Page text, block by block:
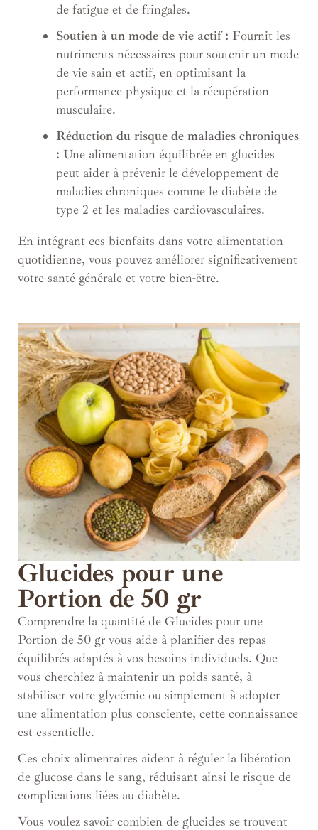
de fatigue et de fringales.
Soutien à un mode de vie actif : Fournit les
nutriments nécessaires pour soutenir un mode
de vie sain et actif, en optimisant la
performance physique et la récupération
musculaire.
Réduction du risque de maladies chroniques
: Une alimentation équilibrée en glucides
peut aider à prévenir le développement de
maladies chroniques comme le diabète de
type 2 et les maladies cardiovasculaires.
En intégrant ces bienfaits dans votre alimentation
quotidienne, vous pouvez améliorer significativement
votre santé générale et votre bien-être.
Glucides pour une
Portion de 50 gr
Comprendre la quantité de Glucides pour une
Portion de 50 gr vous aide à planifier des repas
équilibrés adaptés à vos besoins individuels. Que
vous cherchiez à maintenir un poids santé, à
stabiliser votre glycémie ou simplement à adopter
une alimentation plus consciente, cette connaissance
est essentielle.
Ces choix alimentaires aident à réguler la libération
de glucose dans le sang, réduisant ainsi le risque de
complications liées au diabète.
Vous voulez savoir combien de glucides se trouvent